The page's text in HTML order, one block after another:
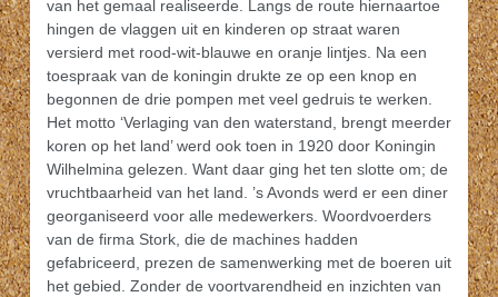
van het gemaal realiseerde. Langs de route hiernaartoe
hingen de vlaggen uit en kinderen op straat waren
versierd met rood-wit-blauwe en oranje lintjes. Na een
toespraak van de koningin drukte ze op een knop en
begonnen de drie pompen met veel gedruis te werken.
Het motto ‘Verlaging van den waterstand, brengt meerder
koren op het land’ werd ook toen in 1920 door Koningin
Wilhelmina gelezen. Want daar ging het ten slotte om; de
vruchtbaarheid van het land. ’s Avonds werd er een diner
georganiseerd voor alle medewerkers. Woordvoerders
van de firma Stork, die de machines hadden
gefabriceerd, prezen de samenwerking met de boeren uit
het gebied. Zonder de voortvarendheid en inzichten van